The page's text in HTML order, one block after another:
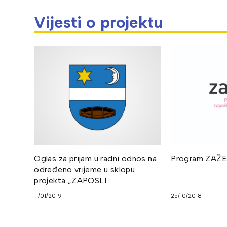
Vijesti o projektu
Oglas za prijam u radni odnos na
određeno vrijeme u sklopu
projekta „ZAPOSLI ...
11/01/2019
Program
25/10/2018